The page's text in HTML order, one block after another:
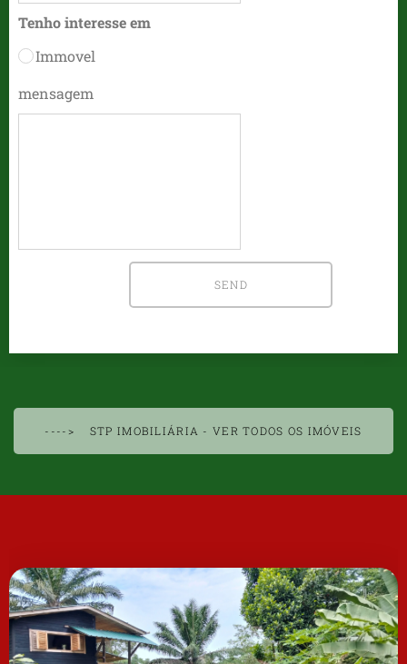
Tenho interesse em
Immovel
mensagem
SEND
----> STP IMOBILIÁRIA - VER TODOS OS IMÓVEIS